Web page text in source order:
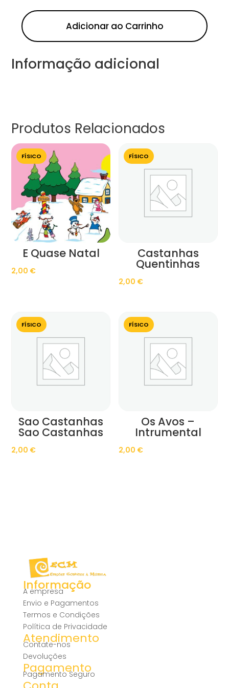
Adicionar ao Carrinho
Informação adicional
Produtos Relacionados
FÍSICO
E Quase Natal
2,00 €
FÍSICO
Castanhas
Quentinhas
2,00 €
FÍSICO
Sao Castanhas
Sao Castanhas
2,00 €
FÍSICO
Os Avos –
Intrumental
2,00 €
Informação
A empresa
Envio e Pagamentos
Termos e Condições
Política de Privacidade
Atendimento
Contate-nos
Devoluções
Pagamento
Pagamento Seguro